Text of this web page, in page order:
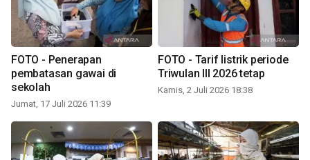
FOTO - Penerapan
pembatasan gawai di
sekolah
Jumat, 17 Juli 2026 11:39
FOTO - Tarif listrik periode
Triwulan III 2026 tetap
Kamis, 2 Juli 2026 18:38